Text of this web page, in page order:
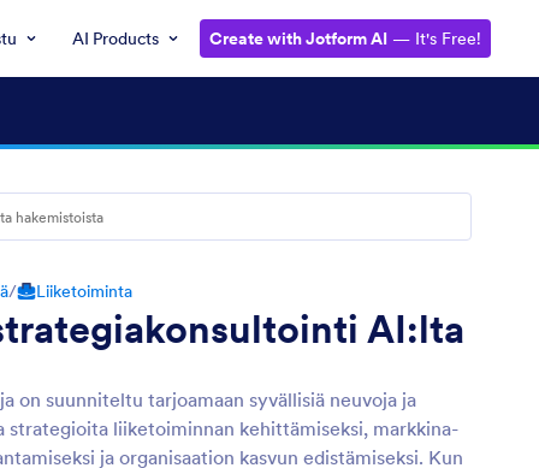
AI Products Create with Jotform AI — It's Free!
/ Liiketoiminta
AI:lta
on suunniteltu tarjoamaan syvällisiä neuvoja ja
strategioita liiketoiminnan kehittämiseksi, markkina-
ja organisaation kasvun edistämiseksi. Kun